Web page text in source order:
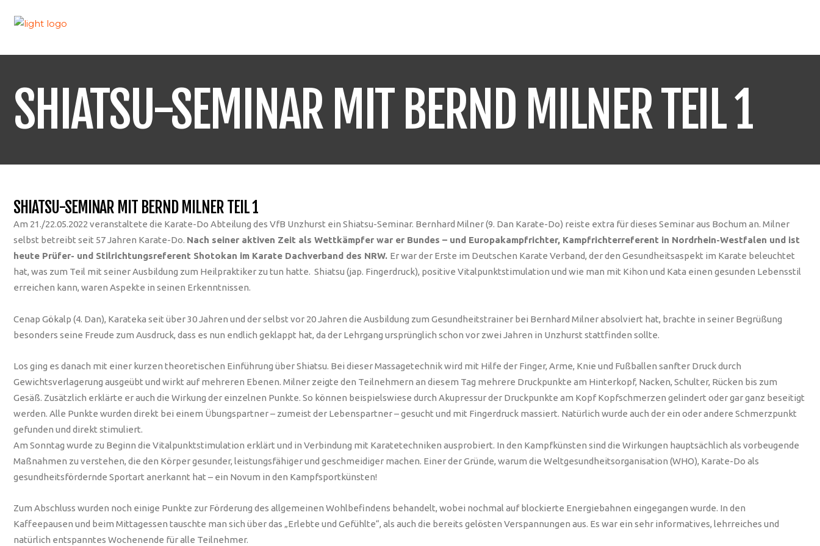
SHIATSU-SEMINAR MIT BERND MILNER TEIL 1
SHIATSU-SEMINAR MIT BERND MILNER TEIL 1
Am 21./22.05.2022 veranstaltete die Karate-Do Abteilung des VfB Unzhurst ein Shiatsu-Seminar. Bernhard Milner (9. Dan Karate-Do) reiste extra für dieses Seminar aus Bochum an. Milner
selbst betreibt seit 57 Jahren Karate-Do. Nach seiner aktiven Zeit als Wettkämpfer war er Bundes – und Europakampfrichter, Kampfrichterreferent in Nordrhein-Westfalen und ist
heute Prüfer- und Stilrichtungsreferent Shotokan im Karate Dachverband des NRW. Er war der Erste im Deutschen Karate Verband, der den Gesundheitsaspekt im Karate beleuchtet
hat, was zum Teil mit seiner Ausbildung zum Heilpraktiker zu tun hatte. Shiatsu (jap. Fingerdruck), positive Vitalpunktstimulation und wie man mit Kihon und Kata einen gesunden Lebensstil
erreichen kann, waren Aspekte in seinen Erkenntnissen.
Cenap Gökalp (4. Dan), Karateka seit über 30 Jahren und der selbst vor 20 Jahren die Ausbildung zum Gesundheitstrainer bei Bernhard Milner absolviert hat, brachte in seiner Begrüßung
besonders seine Freude zum Ausdruck, dass es nun endlich geklappt hat, da der Lehrgang ursprünglich schon vor zwei Jahren in Unzhurst stattfinden sollte.
Los ging es danach mit einer kurzen theoretischen Einführung über Shiatsu. Bei dieser Massagetechnik wird mit Hilfe der Finger, Arme, Knie und Fußballen sanfter Druck durch
Gewichtsverlagerung ausgeübt und wirkt auf mehreren Ebenen. Milner zeigte den Teilnehmern an diesem Tag mehrere Druckpunkte am Hinterkopf, Nacken, Schulter, Rücken bis zum
Gesäß. Zusätzlich erklärte er auch die Wirkung der einzelnen Punkte. So können beispielswiese durch Akupressur der Druckpunkte am Kopf Kopfschmerzen gelindert oder gar ganz beseitigt
werden. Alle Punkte wurden direkt bei einem Übungspartner – zumeist der Lebenspartner – gesucht und mit Fingerdruck massiert. Natürlich wurde auch der ein oder andere Schmerzpunkt
gefunden und direkt stimuliert.
Am Sonntag wurde zu Beginn die Vitalpunktstimulation erklärt und in Verbindung mit Karatetechniken ausprobiert. In den Kampfkünsten sind die Wirkungen hauptsächlich als vorbeugende
Maßnahmen zu verstehen, die den Körper gesunder, leistungsfähiger und geschmeidiger machen. Einer der Gründe, warum die Weltgesundheitsorganisation (WHO), Karate-Do als
gesundheitsfördernde Sportart anerkannt hat – ein Novum in den Kampfsportkünsten!
Zum Abschluss wurden noch einige Punkte zur Förderung des allgemeinen Wohlbefindens behandelt, wobei nochmal auf blockierte Energiebahnen eingegangen wurde. In den
Kaffeepausen und beim Mittagessen tauschte man sich über das „Erlebte und Gefühlte“, als auch die bereits gelösten Verspannungen aus. Es war ein sehr informatives, lehrreiches und
natürlich entspanntes Wochenende für alle Teilnehmer.